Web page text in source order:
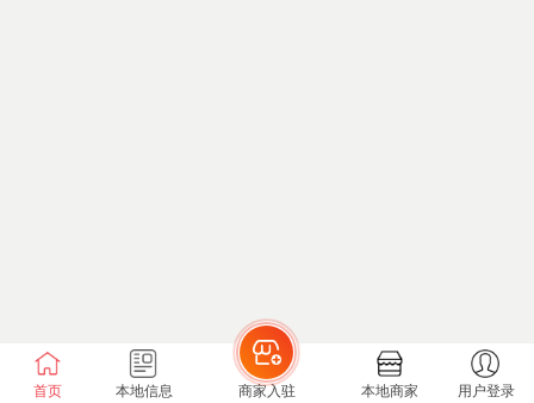
首页 本地信息 商家入驻 本地商家 用户登录